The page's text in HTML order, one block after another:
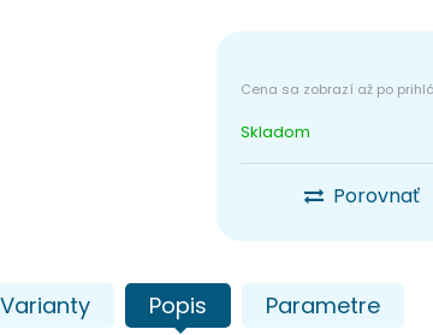
Skladom
Porovnať
Varianty Popis Parametre